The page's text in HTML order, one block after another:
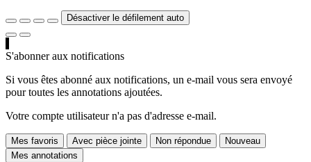
Désactiver le défilement auto
S'abonner aux notifications
Si vous êtes abonné aux notifications, un e-mail vous sera envoyé
pour toutes les annotations ajoutées.
Votre compte utilisateur n'a pas d'adresse e-mail.
Mes favoris Avec pièce jointe Non répondue
Nouveau
Mes annotations